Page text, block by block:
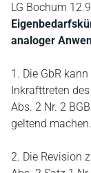
LG Bochum
analoger
1. Die GbR
Inkrafttreten
Abs. 2 Nr. 2
geltend machen.
2. Die Revision